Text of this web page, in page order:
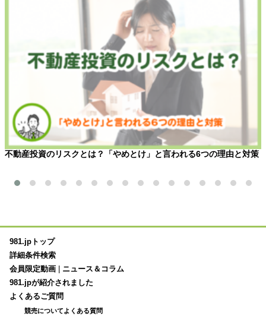
不動産投資のリスクとは？「やめとけ」と言われる6つの理由と対策
981.jpトップ
詳細条件検索
会員限定動画
ニュース＆コラム
981.jpが紹介されました
よくあるご質問
競売についてよくある質問